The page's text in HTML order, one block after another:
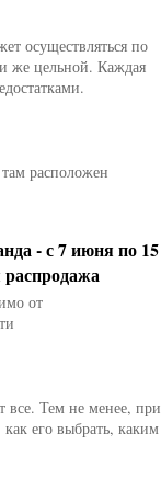
осуществляться по
же цельной. Каждая
расположен
- с 7 июня по 15
распродажа
от
все. Тем не менее, при
его выбрать, каким